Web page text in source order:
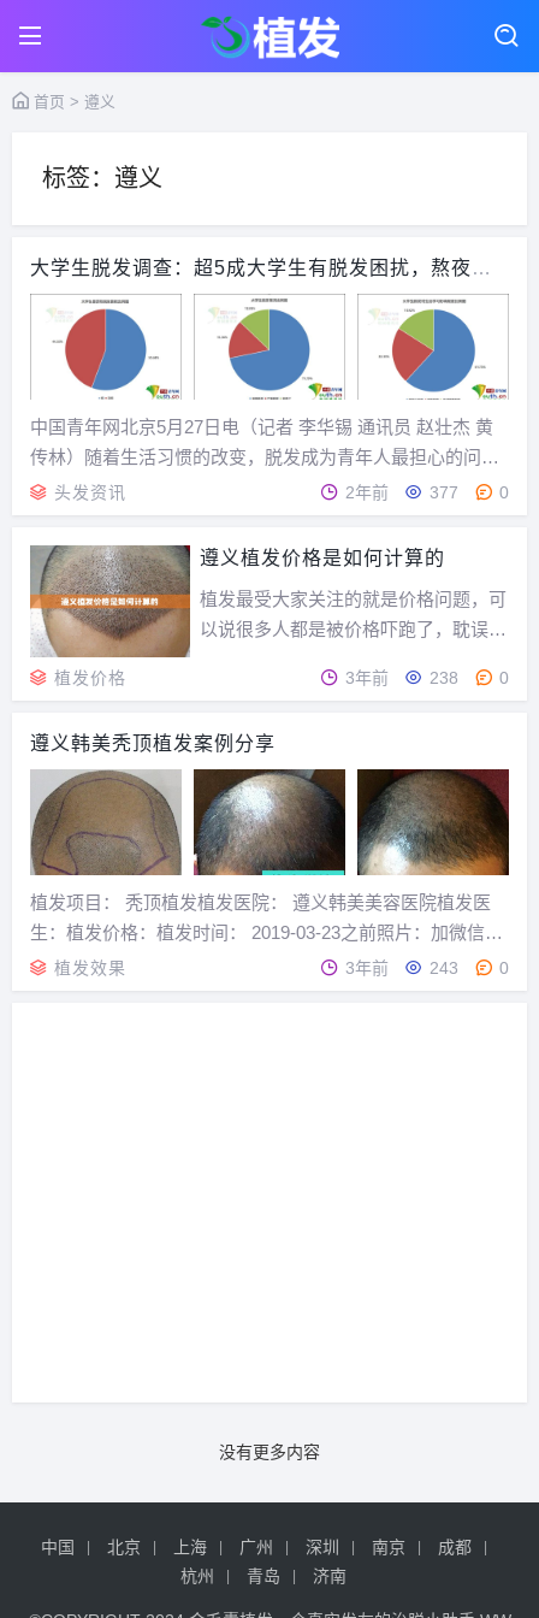
首页 > 遵义
标签：遵义
大学生脱发调查：超5成大学生有脱发困扰，熬夜失
眠为主要原因
中国青年网北京5月27日电（记者 李华锡 通讯员 赵壮杰 黄
传林）随着生活习惯的改变，脱发成为青年人最担心的问题
之一。那么，大学生的头发状况如何？有多少受脱发困扰？
脱发程度如何？脱发对学习生活有哪些影响？造成脱发的原
因又有哪些？日前，中国青年网校园通讯社对...
头发资讯 2年前 377 0
遵义植发价格是如何计算的
植发最受大家关注的就是价格问题，可
以说很多人都是被价格吓跑了，耽误治
发度日。但是现在医院良莠不齐，价格
跑十家二十家医院去了解一个价格是不
太现实的，所以今天就来了解一下在遵
义的植发价格是如何...
植发价格 3年前 238 0
遵义韩美秃顶植发案例分享
植发项目： 秃顶植发植发医院： 遵义韩美美容医院植发医
生：植发价格：植发时间： 2019-03-23之前照片：加微信：
zhifa777 预约植发医院术后第64天【头顶种植术后第63天】
植发两月了，现在是脱落期，所以头顶的头发很稀疏，好在
植发效果 3年前 243 0
没有更多内容
中国 北京 上海 广州 深圳 南京
成都
杭州
青岛 济南